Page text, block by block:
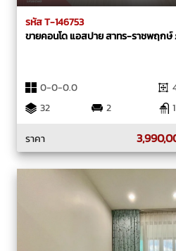
รหัส T-146753
ขายคอนโด แอสปาย สาทร-ราชพฤก
0-0-0.0
32
2 1
ราคา